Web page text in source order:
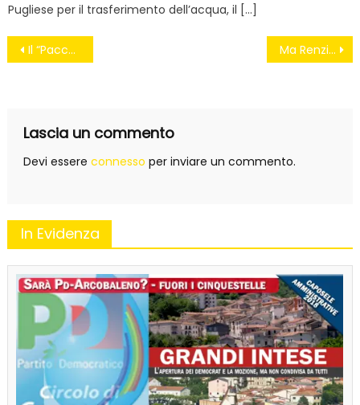
Pugliese per il trasferimento dell’acqua, il […]
Navigazione
Il “Pacco” giustizia, di Antonio Di Pietro Ma Renzi è adatto a governare?
Lascia un commento
Devi essere connesso per inviare un commento.
In Evidenza